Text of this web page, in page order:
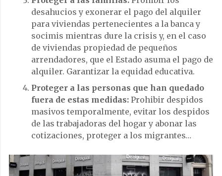
desahucios y exonerar el pago del alquiler
para viviendas pertenecientes a la banca y
socimis mientras dure la crisis y, en el caso
de viviendas propiedad de pequeños
arrendadores, que el Estado asuma el pago de
alquiler. Garantizar la equidad educativa.
Proteger a las personas que han quedado
fuera de estas medidas: Prohibir despidos
masivos temporalmente, evitar los despidos
de las trabajadoras del hogar y abonar las
cotizaciones, proteger a los migrantes…